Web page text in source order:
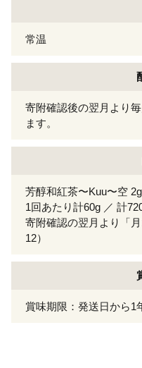
常温
寄附確認後の翌月より
ます。
芳醇和紅茶〜Kuu〜空
1回あたり計60g ／ 計
寄附確認の翌月より「
12）
賞味期限：発送日から1